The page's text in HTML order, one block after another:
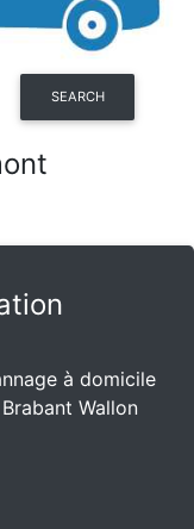
SEARCH
à domicile
Wallon